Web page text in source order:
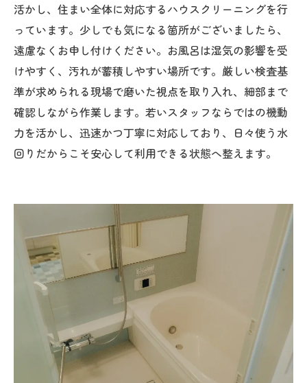
活かし、住まい全体に対応するハウスクリーニングを行
っています。少しでも気になる箇所がございましたら、
遠慮なくお申し付けください。お風呂は湿気の影響を受
けやすく、汚れが蓄積しやすい場所です。厳しい検査基
準が求められる現場で磨いた視点を取り入れ、細部まで
確認しながら作業します。若いスタッフならではの機動
力を活かし、迅速かつ丁寧に対応しており、日々使う水
回りだからこそ安心して利用できる状態へ整えます。